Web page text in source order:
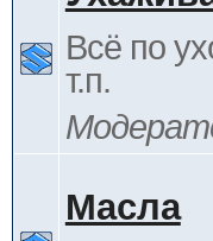
Всё по
т.п.
Масла